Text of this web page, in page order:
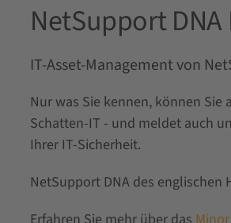
NetSupport DNA
IT-Asset-Management von
Nur was Sie kennen, können
Schatten-IT - und meldet auch
Ihrer IT-Sicherheit.
NetSupport DNA des englischen